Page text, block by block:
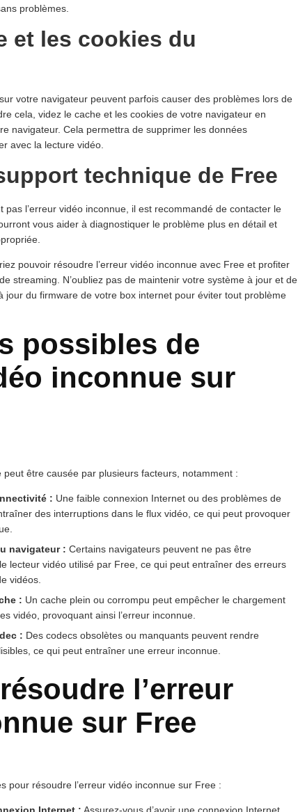
problèmes.
et les cookies du
votre navigateur peuvent parfois causer des problèmes lors de
cela, videz le cache et les cookies de votre navigateur en
navigateur. Cela permettra de supprimer les données
avec la lecture vidéo.
technique de Free
pas l’erreur vidéo inconnue, il est recommandé de contacter le
vous aider à diagnostiquer le problème plus en détail et
pouvoir résoudre l’erreur vidéo inconnue avec Free et profiter
streaming. N’oubliez pas de maintenir votre système à jour et de
jour du firmware de votre box internet pour éviter tout problème
possibles de
inconnue sur
peut être causée par plusieurs facteurs, notamment :
: Une faible connexion Internet ou des problèmes de
des interruptions dans le flux vidéo, ce qui peut provoquer
navigateur : Certains navigateurs peuvent ne pas être
lecteur vidéo utilisé par Free, ce qui peut entraîner des erreurs
vidéos.
: Un cache plein ou corrompu peut empêcher le chargement
vidéo, provoquant ainsi l’erreur inconnue.
: Des codecs obsolètes ou manquants peuvent rendre
ce qui peut entraîner une erreur inconnue.
l’erreur
sur Free
pour résoudre l’erreur vidéo inconnue sur Free :